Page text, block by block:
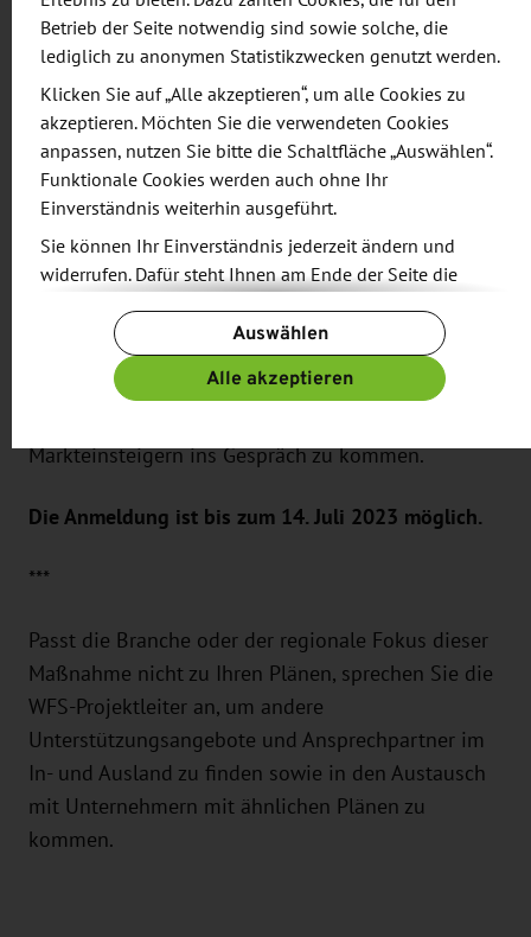
individuellen kompakten Zielmarktinformationen
zum Auftakt sowohl Präsentationsmöglichkeiten
als auch individuelle Geschäftstermine mit
potenziellen Partnern und Projektbesichtigungen
vor Ort. Die Wirtschaftsförderung Sachsen GmbH
(WFS) unterstützt sächsische Unternehmen aller
Branchen beim Auf- und Ausbau des
Auslandsgeschäfts und empfiehlt passenden
Unternehmen aus Sachsen die Teilnahme an
diesem bewährten Markterschließungsformat, um
mit vertretbarem Aufwand neue Märkte und
Geschäftsmöglichkeiten auszuloten und dabei mit
Markteinsteigern ins Gespräch zu kommen.
Die Anmeldung ist bis zum 14. Juli 2023 möglich.
***
Passt die Branche oder der regionale Fokus dieser
Maßnahme nicht zu Ihren Plänen, sprechen Sie die
WFS-Projektleiter an, um andere
Unterstützungsangebote und Ansprechpartner im
In- und Ausland zu finden sowie in den Austausch
mit Unternehmern mit ähnlichen Plänen zu
kommen.
Betrieb der Seite notwendig sind sowie solche, die
lediglich zu anonymen Statistikzwecken genutzt werden.
Klicken Sie auf „Alle akzeptieren“, um alle Cookies zu
akzeptieren. Möchten Sie die verwendeten Cookies
anpassen, nutzen Sie bitte die Schaltfläche „Auswählen“.
Funktionale Cookies werden auch ohne Ihr
Einverständnis weiterhin ausgeführt.
Sie können Ihr Einverständnis jederzeit ändern und
widerrufen. Dafür steht Ihnen am Ende der Seite die
Verfügung.
Weitere Informationen finden Sie in unseren
Datenschutzbestimmungenund ergänzend in unserem
Auswählen
Alle akzeptieren